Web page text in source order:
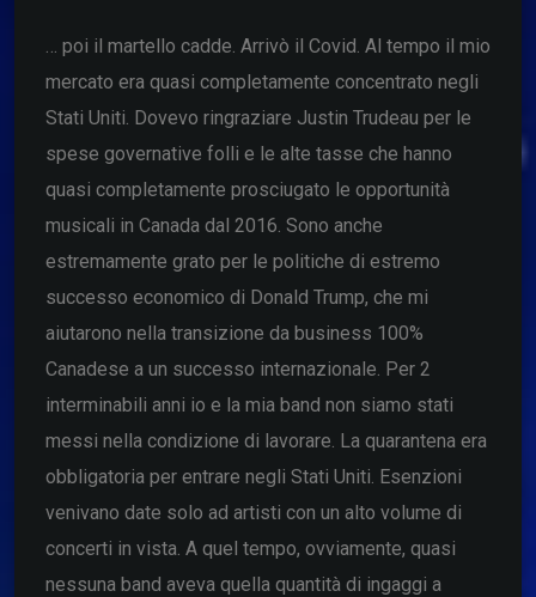
… poi il martello cadde. Arrivò il Covid. Al tempo il mio
mercato era quasi completamente concentrato negli
Stati Uniti. Dovevo ringraziare Justin Trudeau per le
spese governative folli e le alte tasse che hanno
quasi completamente prosciugato le opportunità
musicali in Canada dal 2016. Sono anche
estremamente grato per le politiche di estremo
successo economico di Donald Trump, che mi
aiutarono nella transizione da business 100%
Canadese a un successo internazionale. Per 2
interminabili anni io e la mia band non siamo stati
messi nella condizione di lavorare. La quarantena era
obbligatoria per entrare negli Stati Uniti. Esenzioni
venivano date solo ad artisti con un alto volume di
concerti in vista. A quel tempo, ovviamente, quasi
nessuna band aveva quella quantità di ingaggi a